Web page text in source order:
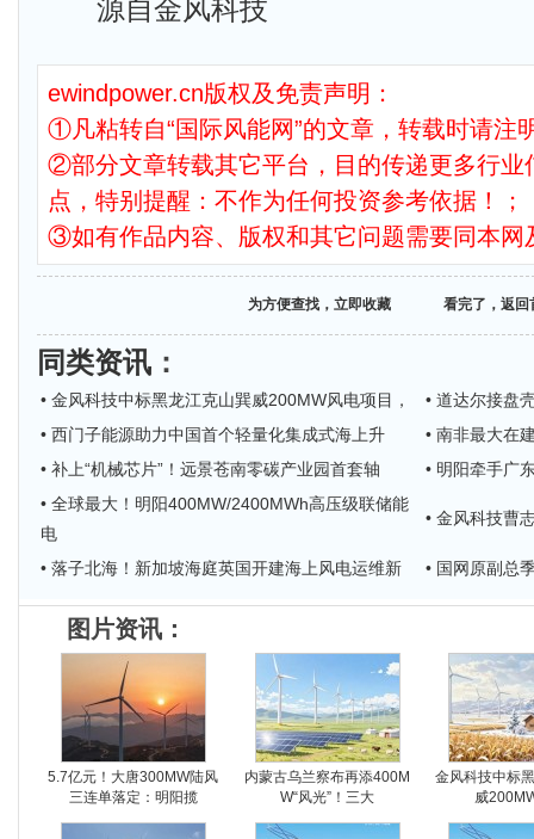
源自金风科技
ewindpower.cn版权及免责声明：
①凡粘转自“国际风能网”的文章，转载时请注
②部分文章转载其它平台，目的传递更多行业
点，特别提醒：不作为任何投资参考依据！；
③如有作品内容、版权和其它问题需要同本网
为方便查找，立即收藏 看完了，返回
同类资讯 ：
• 金风科技中标黑龙江克山巽威200MW风电项目，
• 道达尔接盘
• 西门子能源助力中国首个轻量化集成式海上升
• 南非最大在
• 补上“机械芯片”！远景苍南零碳产业园首套轴
• 明阳牵手广
• 全球最大！明阳400MW/2400MWh高压级联储能
电
• 金风科技曹
• 落子北海！新加坡海庭英国开建海上风电运维新 • 国网原副总
图片资讯：
5.7亿元！大唐300MW陆风
三连单落定：明阳揽
内蒙古乌兰察布再添400M
W“风光”！三大
金风科技中标
威